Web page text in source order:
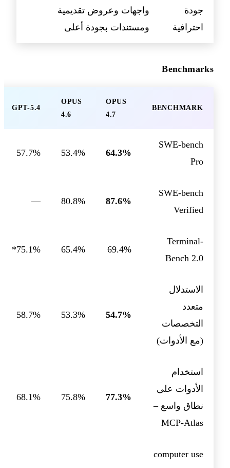
جودة
احترافية
واجهات وعروض تقديمية
ومستندات بجودة أعلى
Benchmarks
BENCHMARK
OPUS
4.7
OPUS
4.6
GPT-5.4
SWE-bench
Pro
64.3%
53.4%
57.7%
SWE-bench
Verified
87.6%
80.8%
—
Terminal-
Bench 2.0
69.4%
65.4%
75.1%*
الاستدلال
متعدد
التخصصات
(مع الأدوات)
54.7%
53.3%
58.7%
استخدام
الأدوات على
نطاق واسع –
MCP-Atlas
77.3%
75.8%
68.1%
computer use